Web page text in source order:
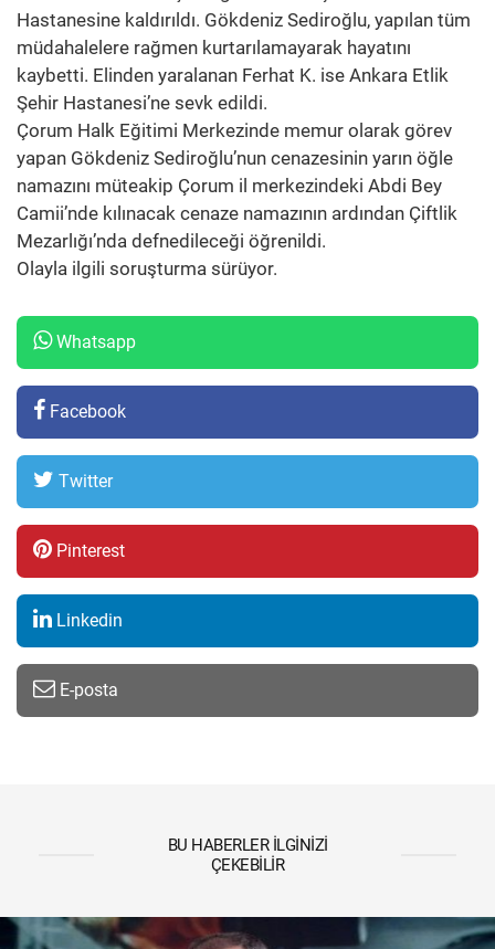
Hastanesine kaldırıldı. Gökdeniz Sediroğlu, yapılan tüm
müdahalelere rağmen kurtarılamayarak hayatını
kaybetti. Elinden yaralanan Ferhat K. ise Ankara Etlik
Şehir Hastanesi’ne sevk edildi.
Çorum Halk Eğitimi Merkezinde memur olarak görev
yapan Gökdeniz Sediroğlu’nun cenazesinin yarın öğle
namazını müteakip Çorum il merkezindeki Abdi Bey
Camii’nde kılınacak cenaze namazının ardından Çiftlik
Mezarlığı’nda defnedileceği öğrenildi.
Olayla ilgili soruşturma sürüyor.
Whatsapp
Facebook
Twitter
Pinterest
Linkedin
E-posta
BU HABERLER İLGINIZI
ÇEKEBILIR